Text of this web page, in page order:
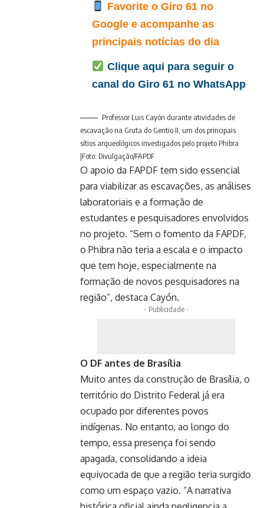
Favorite o Giro 61 no
Google e acompanhe as
principais notícias do dia
Clique aqui para seguir o
canal do Giro 61 no WhatsApp
Professor Luis Cayón durante atividades de
escavação na Gruta do Gentio II, um dos principais
sítios arqueológicos investigados pelo projeto Phibra
|Foto: Divulgação/FAPDF
O apoio da FAPDF tem sido essencial
para viabilizar as escavações, as análises
laboratoriais e a formação de
estudantes e pesquisadores envolvidos
no projeto. “Sem o fomento da FAPDF,
o Phibra não teria a escala e o impacto
que tem hoje, especialmente na
formação de novos pesquisadores na
região”, destaca Cayón.
- Publicidade -
O DF antes de Brasília
Muito antes da construção de Brasília, o
território do Distrito Federal já era
ocupado por diferentes povos
indígenas. No entanto, ao longo do
tempo, essa presença foi sendo
apagada, consolidando a ideia
equivocada de que a região teria surgido
como um espaço vazio. “A narrativa